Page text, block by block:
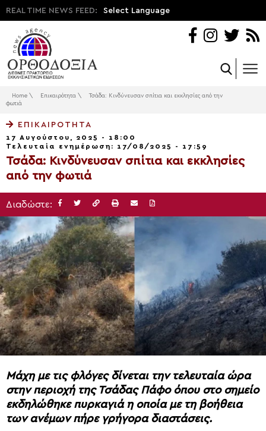
REAL TIME NEWS FEED: Select Language
Home \ Επικαιρότητα \
Τσάδα: Kινδύνευσαν σπίτια και εκκλησίες από την
φωτιά
ΕΠΙΚΑΙΡΌΤΗΤΑ
17 Αυγούστου, 2025 - 18:00
Τελευταία ενημέρωση: 17/08/2025 - 17:59
Τσάδα: Kινδύνευσαν σπίτια και εκκλησίες
από την φωτιά
Διαδώστε:
Μάχη με τις φλόγες δίνεται την τελευταία ώρα
στην περιοχή της Τσάδας Πάφο όπου στο σημείο
εκδηλώθηκε πυρκαγιά η οποία με τη βοήθεια
των ανέμων πήρε γρήγορα διαστάσεις.